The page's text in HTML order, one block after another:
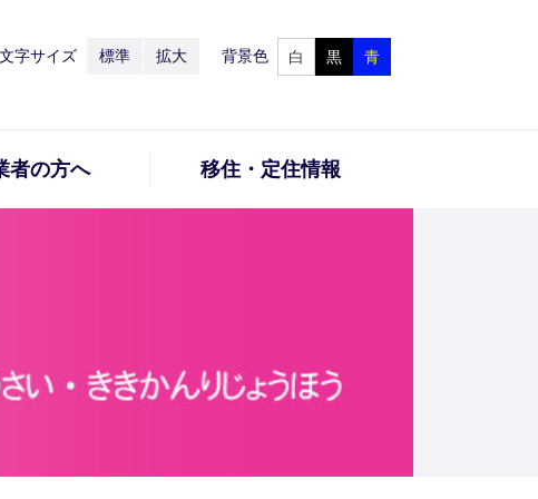
文字サイズ 標準 拡大 背景色 白 黒 青
者の方へ 移住・定住情報